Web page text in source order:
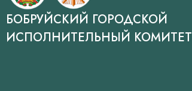
БОБРУЙСКИЙ ГОРОДСКОЙ
ИСПОЛНИТЕЛЬНЫЙ КОМИТЕТ